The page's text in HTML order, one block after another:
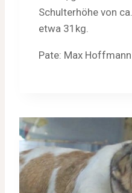
Schulterhöhe von
etwa 31kg.
Pate: Max Hoffmann